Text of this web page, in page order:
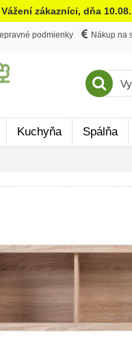
Vážení zákazníci, dňa
podmienky Nákup na
Kuchyňa Spálňa